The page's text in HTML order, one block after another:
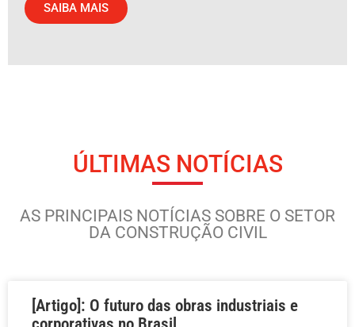
SAIBA MAIS
ÚLTIMAS NOTÍCIAS
AS PRINCIPAIS NOTÍCIAS SOBRE O SETOR
DA CONSTRUÇÃO CIVIL
[Artigo]: O futuro das obras industriais e